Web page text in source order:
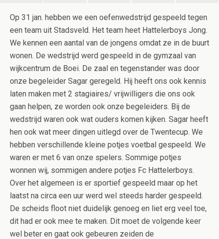
Op 31 jan. hebben we een oefenwedstrijd gespeeld tegen
een team uit Stadsveld. Het team heet Hattelerboys Jong.
We kennen een aantal van de jongens omdat ze in de buurt
wonen. De wedstrijd werd gespeeld in de gymzaal van
wijkcentrum de Boei. De zaal en tegenstander was door
onze begeleider Sagar geregeld. Hij heeft ons ook kennis
laten maken met 2 stagiaires/ vrijwilligers die ons ook
gaan helpen, ze worden ook onze begeleiders. Bij de
wedstrijd waren ook wat ouders komen kijken. Sagar heeft
hen ook wat meer dingen uitlegd over de Twentecup. We
hebben verschillende kleine potjes voetbal gespeeld. We
waren er met 6 van onze spelers. Sommige potjes
wonnen wij, sommigen andere potjes Fc Hattelerboys.
Over het algemeen is er sportief gespeeld maar op het
laatst na circa een uur werd wel steeds harder gespeeld.
De scheids floot niet duidelijk genoeg en liet erg veel toe,
dit had er ook mee te maken. Dit moet de volgende keer
wel beter en gaat ook gebeuren zeiden de